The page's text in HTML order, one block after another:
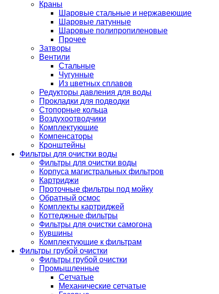
Краны
Шаровые стальные и нержавеющие
Шаровые латунные
Шаровые полипропиленовые
Прочее
Затворы
Вентили
Стальные
Чугунные
Из цветных сплавов
Редукторы давления для воды
Прокладки для подводки
Стопорные кольца
Воздухоотводчики
Комплектующие
Компенсаторы
Кронштейны
Фильтры для очистки воды
Фильтры для очистки воды
Корпуса магистральных фильтров
Картриджи
Проточные фильтры под мойку
Обратный осмос
Комплекты картриджей
Коттеджные фильтры
Фильтры для очистки самогона
Кувшины
Комплектующие к фильтрам
Фильтры грубой очистки
Фильтры грубой очистки
Промышленные
Сетчатые
Механические сетчатые